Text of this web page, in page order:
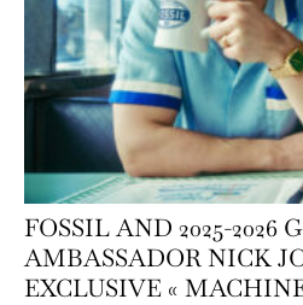
FOSSIL AND 2025-2026
AMBASSADOR NICK
EXCLUSIVE «